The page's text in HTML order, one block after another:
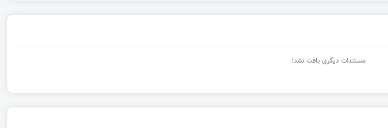
مستندات دیگری یافت نشد!